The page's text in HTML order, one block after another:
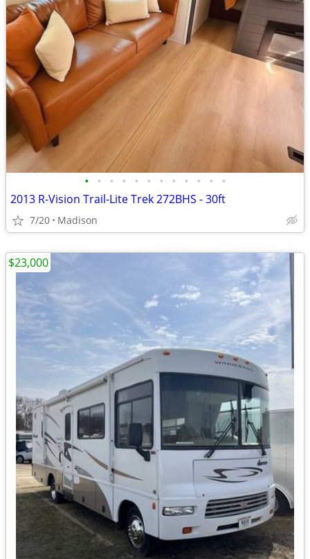
• • • • • • • • • • • •
2013 R-Vision Trail-Lite Trek 272BHS - 30ft
7/20 Madison
$23,000